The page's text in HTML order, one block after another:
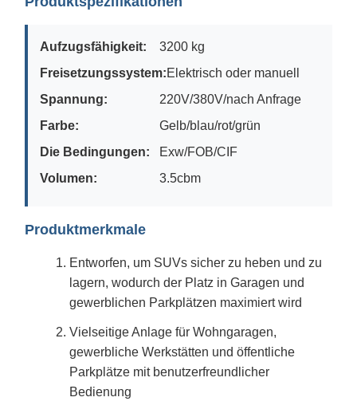
Aufzugsfähigkeit:
3200 kg
Freisetzungssystem:Elektrisch oder manuell
Spannung:
220V/380V/nach Anfrage
Farbe:
Gelb/blau/rot/grün
Die Bedingungen:
Exw/FOB/CIF
Volumen:
3.5cbm
Produktmerkmale
Entworfen, um SUVs sicher zu heben und zu
lagern, wodurch der Platz in Garagen und
gewerblichen Parkplätzen maximiert wird
Vielseitige Anlage für Wohngaragen,
gewerbliche Werkstätten und öffentliche
Parkplätze mit benutzerfreundlicher
Bedienung